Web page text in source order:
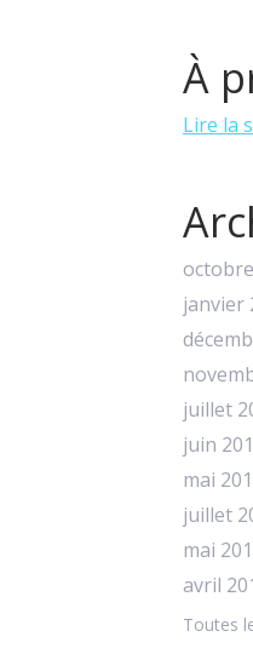
À
Lire la
janvier
juillet
juin
mai
juillet
mai
avril
Toutes